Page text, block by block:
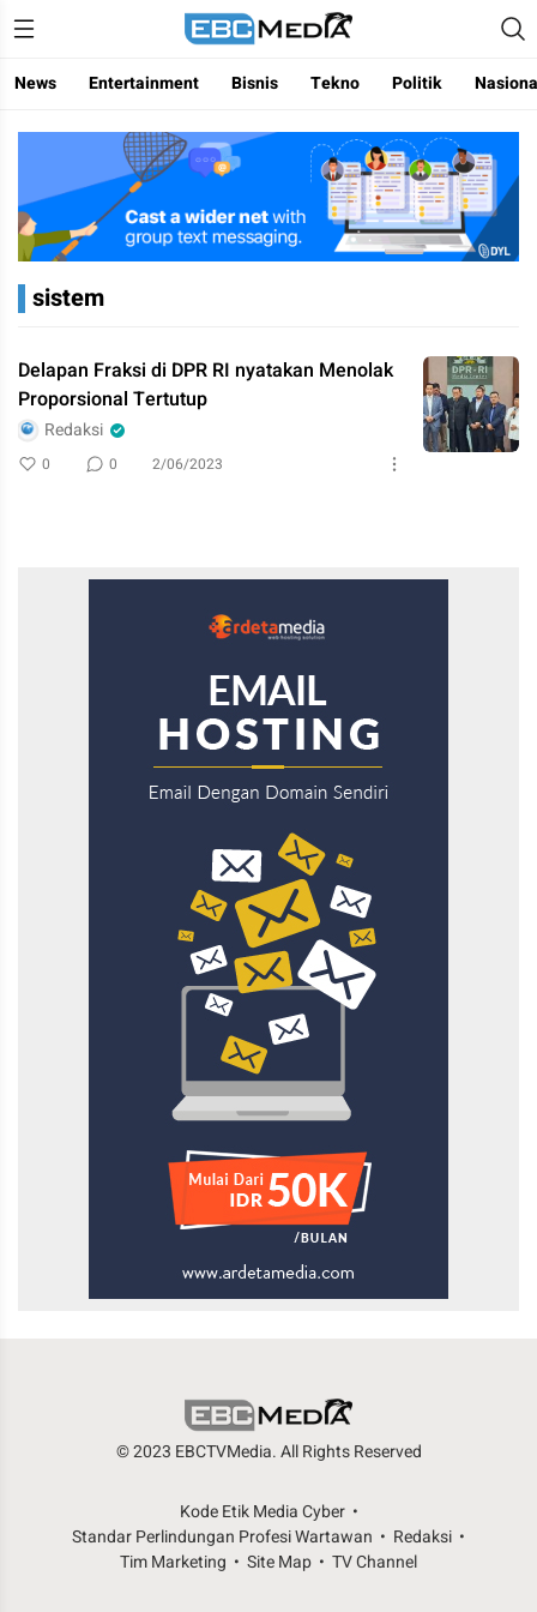
ebctvmedia
Menggapai Cakrawala Untuk Indonesia
News Entertainment Bisnis Tekno Politik
sistem
Delapan Fraksi di DPR RI nyatakan Menolak
Proporsional Tertutup
Redaksi
0 0 2/06/2023
© 2023 EBCTVMedia. All Rights Reserved
Kode Etik Media Cyber
Standar Perlindungan Profesi Wartawan
Redaksi
Tim Marketing
Site Map TV Channel